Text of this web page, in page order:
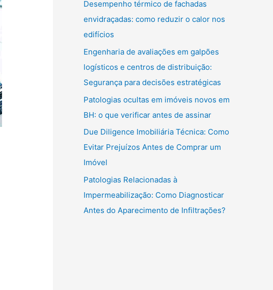
Desempenho térmico de fachadas
envidraçadas: como reduzir o calor nos
edifícios
Engenharia de avaliações em galpões
logísticos e centros de distribuição:
Segurança para decisões estratégicas
Patologias ocultas em imóveis novos em
BH: o que verificar antes de assinar
Due Diligence Imobiliária Técnica: Como
Evitar Prejuízos Antes de Comprar um
Imóvel
Patologias Relacionadas à
Impermeabilização: Como Diagnosticar
Antes do Aparecimento de Infiltrações?